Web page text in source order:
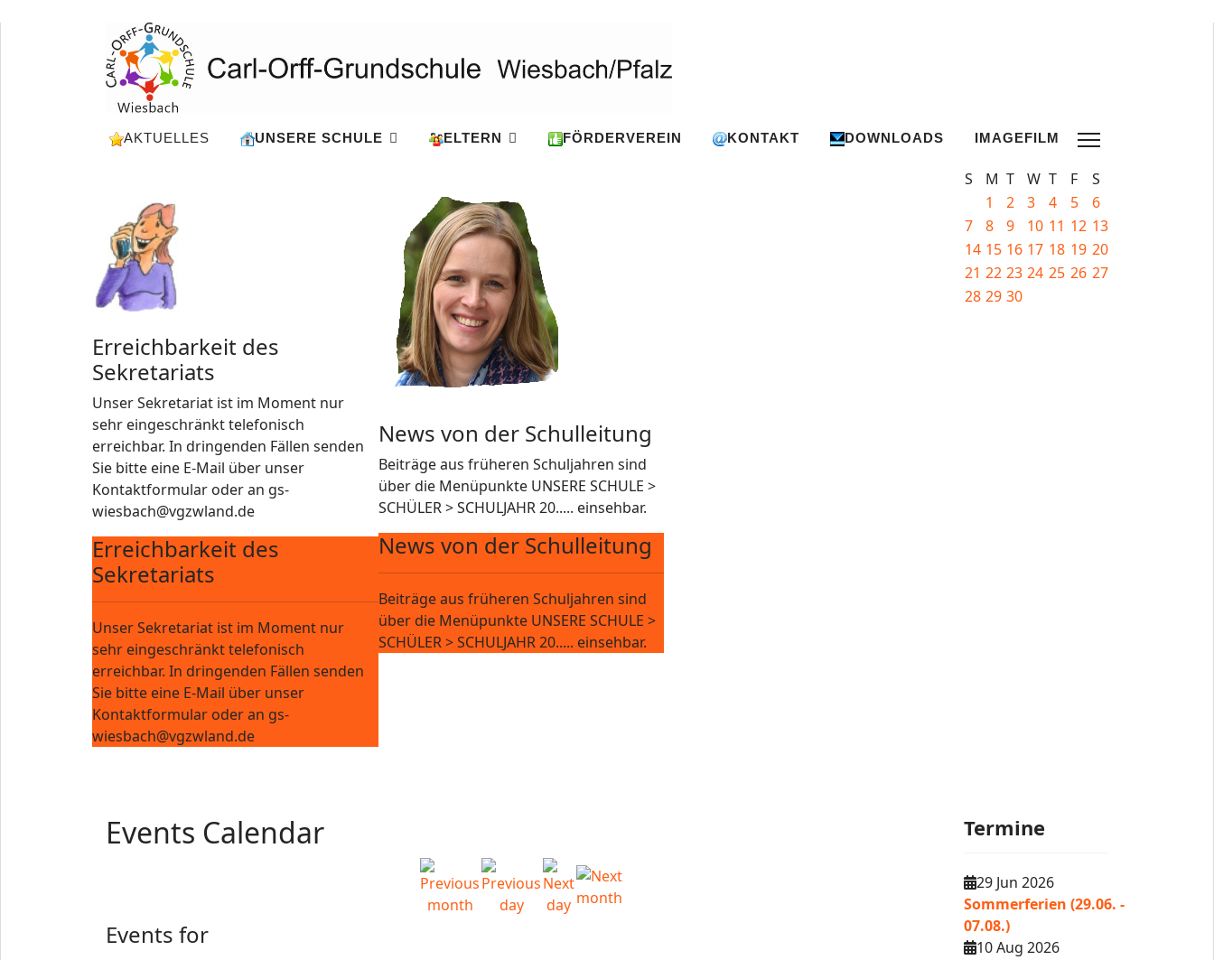
AKTUELLES UNSERE SCHULE ELTERN FÖRDERVEREIN KONTAKT DOWNLOADS IMAGEFILM
Erreichbarkeit des
Sekretariats
Unser Sekretariat ist im Moment nur
sehr eingeschränkt telefonisch
erreichbar. In dringenden Fällen senden
Sie bitte eine E-Mail über unser
Kontaktformular oder an gs-
wiesbach@vgzwland.de
Erreichbarkeit des
Sekretariats
Unser Sekretariat ist im Moment nur
sehr eingeschränkt telefonisch
erreichbar. In dringenden Fällen senden
Sie bitte eine E-Mail über unser
Kontaktformular oder an gs-
wiesbach@vgzwland.de
News von der Schulleitung
Beiträge aus früheren Schuljahren sind
über die Menüpunkte UNSERE SCHULE >
SCHÜLER > SCHULJAHR 20..... einsehbar.
News von der Schulleitung
Beiträge aus früheren Schuljahren sind
über die Menüpunkte UNSERE SCHULE >
SCHÜLER > SCHULJAHR 20..... einsehbar.
S M T W T F
S
1
2 3 4 5
6
7
8 9 10 11 12 13
14 15 16 17 18 19 20
21 22 23 24 25 26 27
28 29 30
Events Calendar
Events for
Termine
29 Jun 2026
Sommerferien (29.06. -
07.08.)
10 Aug 2026